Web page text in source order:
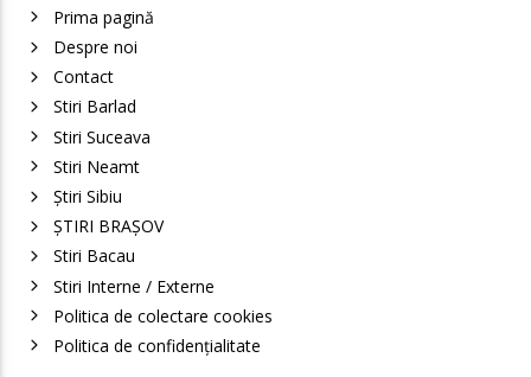
Prima pagină
Despre noi
Contact
Stiri Barlad
Stiri Suceava
Stiri Neamt
Știri Sibiu
ȘTIRI BRAȘOV
Stiri Bacau
Stiri Interne / Externe
Politica de colectare cookies
Politica de confidenţialitate